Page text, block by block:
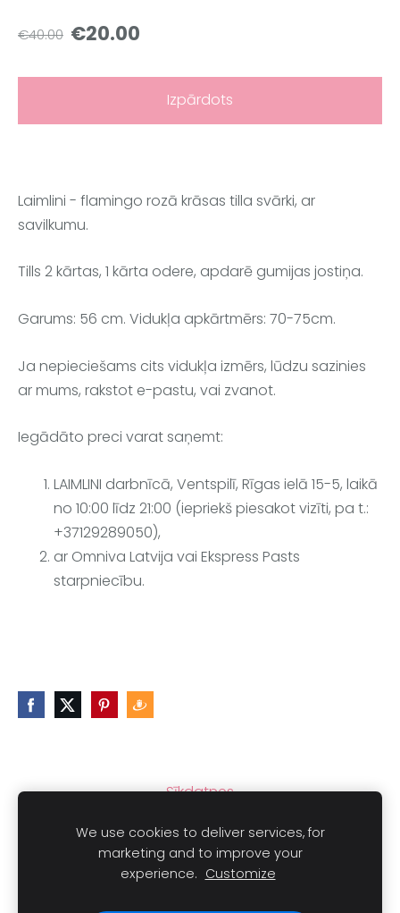
€40.00 €20.00
Izpārdots
Laimlini - flamingo rozā krāsas tilla svārki, ar
savilkumu.
Tills 2 kārtas, 1 kārta odere, apdarē gumijas jostiņa.
Garums: 56 cm. Vidukļa apkārtmērs: 70-75cm.
Ja nepieciešams cits vidukļa izmērs, lūdzu sazinies
ar mums, rakstot e-pastu, vai zvanot.
Iegādāto preci varat saņemt:
LAIMLINI darbnīcā, Ventspilī, Rīgas ielā 15-5, laikā
no 10:00 līdz 21:00 (iepriekš piesakot vizīti, pa t.:
+37129289050),
ar Omniva Latvija vai Ekspress Pasts
starpniecību.
Sīkdatnes
We use cookies to deliver services, for
marketing and to improve your
experience. Customize